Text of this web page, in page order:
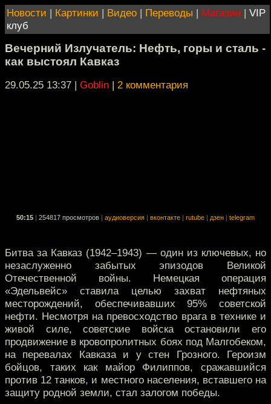
Новости | Картинки | Видео | Переводы | Магазин | VIP
клуб
Вечерний Излучатель: Нефть, горы и сталь -
как выстоял Кавказ
29.05.25 13:37 | Goblin | 2 комментария
50:15 254817 просмотров аудиоверсия вконтакте rutube дзен telegram
Битва за Кавказ (1942–1943) — один из ключевых, но
незаслуженно забытых эпизодов Великой
Отечественной войны. Немецкая операция
«Эдельвейс» ставила целью захват нефтяных
месторождений, обеспечивавших 95% советской
нефти. Несмотря на превосходство врага в технике и
живой силе, советские войска остановили его
продвижение в кровопролитных боях под Малгобеком,
на перевалах Кавказа и у стен Грозного. Героизм
бойцов, таких как майор Филиппов, сражавшийся
против 12 танков, и местного населения, вставшего на
защиту родной земли, стал залогом победы.